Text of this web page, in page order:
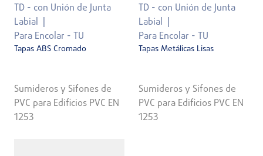
TD - con Unión de Junta
Labial
Para Encolar - TU
Tapas ABS Cromado
Sumideros y Sifones de
PVC para Edificios PVC EN
1253
TD - con Unión de Junta
Labial
Para Encolar - TU
Tapas Metálicas Lisas
Sumideros y Sifones de
PVC para Edificios PVC EN
1253